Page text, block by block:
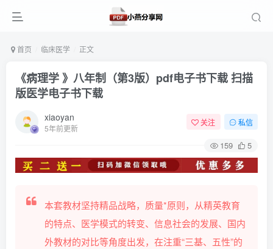
首页 临床医学 正文
《病理学 》八年制（第3版）pdf电子书下载 扫描
版医学电子书下载
xiaoyan
5年前更新
关注 私信
159 5
本套教材坚持精品战略，质量*原则，从精英教育
的特点、医学模式的转变、信息社会的发展、国内
外教材的对比等角度出发，在注重“三基、五性”的